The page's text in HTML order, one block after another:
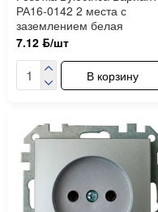
РА16-0142 2 места с
заземлением белая
7.12 ƃ/шт
В корзину